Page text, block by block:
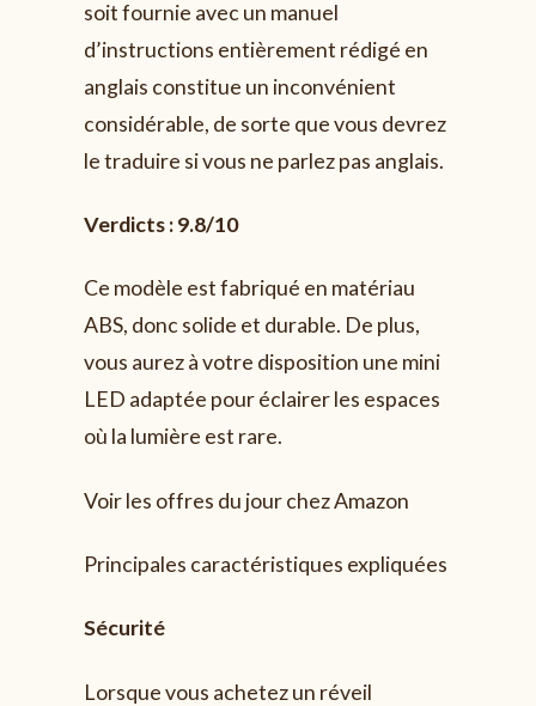
soit fournie avec un manuel
d’instructions entièrement rédigé en
anglais constitue un inconvénient
considérable, de sorte que vous devrez
le traduire si vous ne parlez pas anglais.
Verdicts : 9.8/10
Ce modèle est fabriqué en matériau
ABS, donc solide et durable. De plus,
vous aurez à votre disposition une mini
LED adaptée pour éclairer les espaces
où la lumière est rare.
Voir les offres du jour chez Amazon
Principales caractéristiques expliquées
Sécurité
Lorsque vous achetez un réveil